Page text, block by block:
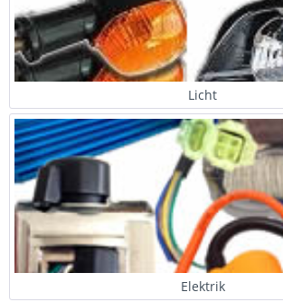
Licht
Elektrik